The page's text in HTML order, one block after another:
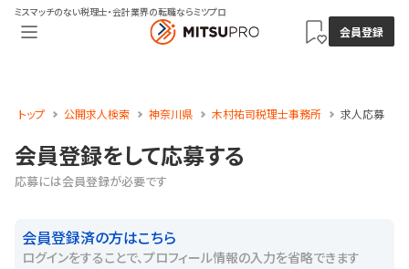
ミスマッチのない税理士・会計業界の転職ならミツプロ
会員登録
トップ 公開求人検索 神奈川県 木村祐司税理士事務所 求人応募
会員登録をして応募する
応募には会員登録が必要です
会員登録済の方はこちら
ログインをすることで、プロフィール情報の入力を省略できます